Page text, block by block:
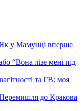
Як у Мамунці вперше
“Вона лізе мені під
та ГВ: моя
до Кракова